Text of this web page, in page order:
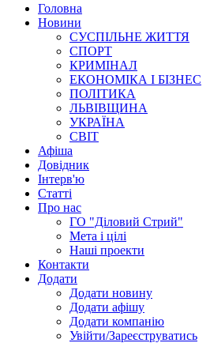
Головна
Новини
СУСПІЛЬНЕ ЖИТТЯ
СПОРТ
КРИМІНАЛ
ЕКОНОМІКА І БІЗНЕС
ПОЛІТИКА
ЛЬВІВЩИНА
УКРАЇНА
СВІТ
Афіша
Довідник
Інтерв'ю
Статті
Про нас
ГО "Діловий Стрий"
Мета і цілі
Наші проекти
Контакти
Додати
Додати новину
Додати афішу
Додати компанію
Увійти/Зареєструватись